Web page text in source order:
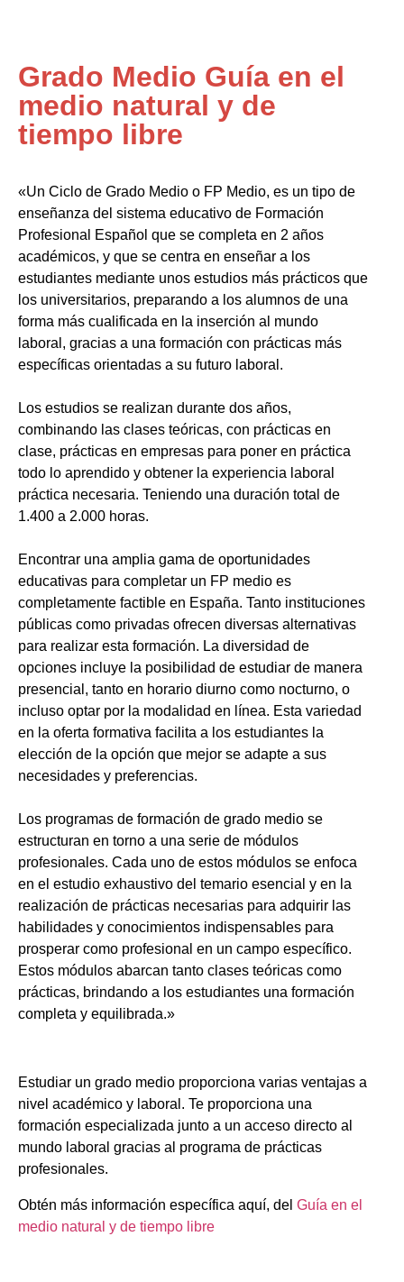
Grado Medio Guía en el
medio natural y de
tiempo libre
«Un Ciclo de Grado Medio o FP Medio, es un tipo de
enseñanza del sistema educativo de Formación
Profesional Español que se completa en 2 años
académicos, y que se centra en enseñar a los
estudiantes mediante unos estudios más prácticos que
los universitarios, preparando a los alumnos de una
forma más cualificada en la inserción al mundo
laboral, gracias a una formación con prácticas más
específicas orientadas a su futuro laboral.
Los estudios se realizan durante dos años,
combinando las clases teóricas, con prácticas en
clase, prácticas en empresas para poner en práctica
todo lo aprendido y obtener la experiencia laboral
práctica necesaria. Teniendo una duración total de
1.400 a 2.000 horas.
Encontrar una amplia gama de oportunidades
educativas para completar un FP medio es
completamente factible en España. Tanto instituciones
públicas como privadas ofrecen diversas alternativas
para realizar esta formación. La diversidad de
opciones incluye la posibilidad de estudiar de manera
presencial, tanto en horario diurno como nocturno, o
incluso optar por la modalidad en línea. Esta variedad
en la oferta formativa facilita a los estudiantes la
elección de la opción que mejor se adapte a sus
necesidades y preferencias.
Los programas de formación de grado medio se
estructuran en torno a una serie de módulos
profesionales. Cada uno de estos módulos se enfoca
en el estudio exhaustivo del temario esencial y en la
realización de prácticas necesarias para adquirir las
habilidades y conocimientos indispensables para
prosperar como profesional en un campo específico.
Estos módulos abarcan tanto clases teóricas como
prácticas, brindando a los estudiantes una formación
completa y equilibrada.»
Estudiar un grado medio proporciona varias ventajas a
nivel académico y laboral. Te proporciona una
formación especializada junto a un acceso directo al
mundo laboral gracias al programa de prácticas
profesionales.
Obtén más información específica aquí, del Guía en el
medio natural y de tiempo libre